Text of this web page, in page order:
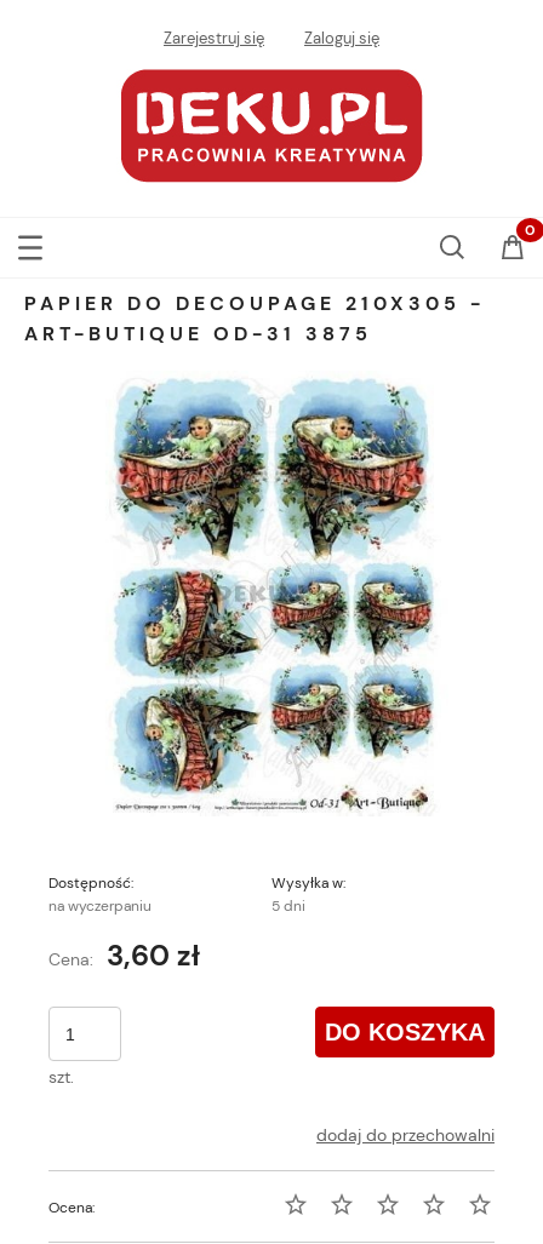
Zarejestruj się Zaloguj się
PAPIER DO DECOUPAGE 210X305 -
ART-BUTIQUE OD-31 3875
Dostępność:
na wyczerpaniu
Wysyłka w:
5 dni
Cena: 3,60 zł
szt.
DO KOSZYKA
dodaj do przechowalni
Ocena: